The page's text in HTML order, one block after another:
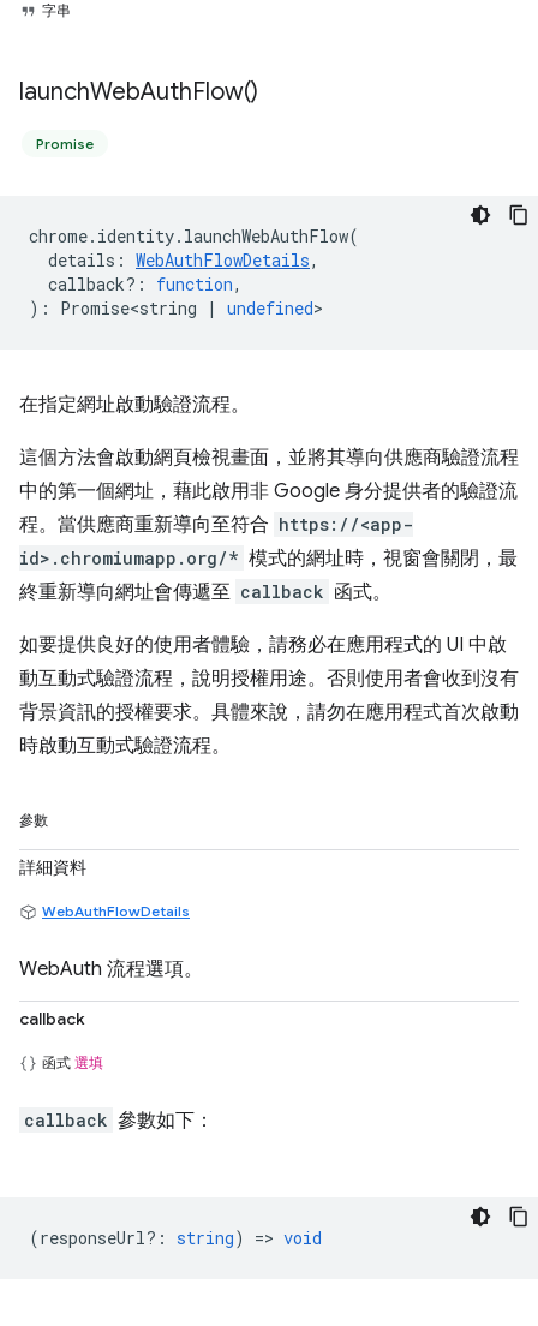
字串
launchWebAuthFlow()
Promise
chrome. identity. launchWebAuthFlow(
details : WebAuthFlowDetails,
callback? : function,
) : Promise<string | undefined>
在指定網址啟動驗證流程。
這個方法會啟動網頁檢視畫面，並將其導向供應商驗證流程
中的第一個網址，藉此啟用非 Google 身分提供者的驗證流
程。當供應商重新導向至符合 https://<app-
id>.chromiumapp.org/* 模式的網址時，視窗會關閉，最
終重新導向網址會傳遞至 callback 函式。
如要提供良好的使用者體驗，請務必在應用程式的 UI 中啟
動互動式驗證流程，說明授權用途。否則使用者會收到沒有
背景資訊的授權要求。具體來說，請勿在應用程式首次啟動
時啟動互動式驗證流程。
參數
詳細資料
WebAuthFlowDetails
WebAuth 流程選項。
callback
函式 選填
callback 參數如下：
(responseUrl? : string) => void